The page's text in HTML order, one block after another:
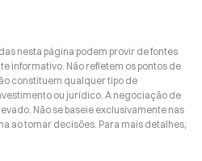
nesta página podem provir de fontes
informativo. Não refletem os pontos de
constituem qualquer tipo de
ou jurídico. A negociação de
Não se baseie exclusivamente nas
ao tomar decisões. Para mais detalhes,